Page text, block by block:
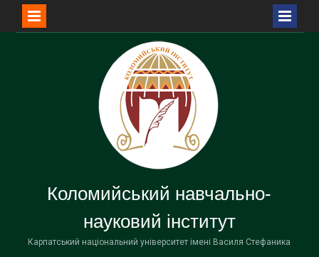
Коломийський навчально-
науковий інститут
Карпатський національний університет імені Василя Стефаника